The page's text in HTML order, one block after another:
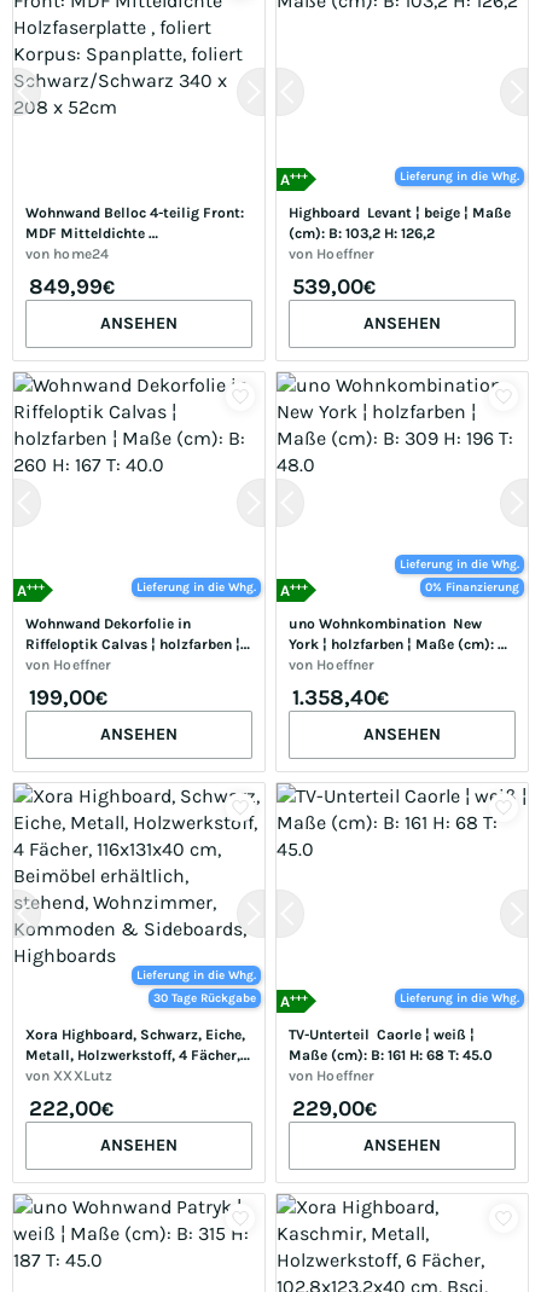
Wohnwand Belloc 4-teilig Front:
MDF Mitteldichte
Holzfaserplatte , foliert Korpus:
Schwarz/Schwarz 340 x 208 x
von home24
849,99€
ANSEHEN
Lieferung in die Whg.
A+++
Highboard  Levant ¦ beige ¦ Maße
(cm): B: 103,2 H: 126,2
von Hoeffner
539,00€
ANSEHEN
Lieferung in die Whg.
A+++
Wohnwand Dekorfolie in
Riffeloptik Calvas ¦ holzfarben ¦
Maße (cm): B: 260 H: 167 T: 40.0
von Hoeffner
199,00€
ANSEHEN
Lieferung in die Whg.
0% Finanzierung
A+++
uno Wohnkombination  New
York ¦ holzfarben ¦ Maße (cm): B:
309 H: 196 T: 48.0
von Hoeffner
1.358,40€
ANSEHEN
Lieferung in die Whg.
30 Tage Rückgabe
Xora Highboard, Schwarz, Eiche,
Metall, Holzwerkstoff, 4 Fächer,
116x131x40 cm, Beimöbel
Wohnzimmer, Kommoden &
Sideboards, Highboards
von XXXLutz
222,00€
ANSEHEN
Lieferung in die Whg.
A+++
TV-Unterteil  Caorle ¦ weiß ¦
Maße (cm): B: 161 H: 68 T: 45.0
von Hoeffner
229,00€
ANSEHEN